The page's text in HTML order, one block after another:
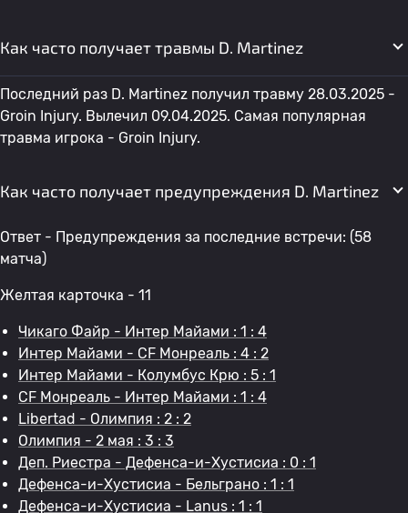
Как часто получает травмы D. Martinez
Последний раз D. Martinez получил травму 28.03.2025 -
Groin Injury. Вылечил 09.04.2025. Самая популярная
травма игрока - Groin Injury.
Как часто получает предупреждения D. Martinez
Ответ - Предупреждения за последние встречи: (58
матча)
Желтая карточка - 11
Чикаго Файр - Интер Майами : 1 : 4
Интер Майами - CF Монреаль : 4 : 2
Интер Майами - Колумбус Крю : 5 : 1
CF Монреаль - Интер Майами : 1 : 4
Libertad - Олимпия : 2 : 2
Олимпия - 2 мая : 3 : 3
Деп. Риестра - Дефенса-и-Хустисиа : 0 : 1
Дефенса-и-Хустисиа - Бельграно : 1 : 1
Дефенса-и-Хустисиа - Lanus : 1 : 1